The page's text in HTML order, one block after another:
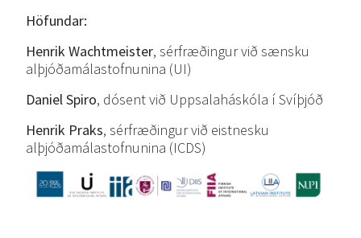
Höfundar:
Henrik Wachtmeister, sérfræðingur við sænsku
alþjóðamálastofnunina (UI)
Daniel Spiro, dósent við Uppsalaháskóla í Svíþjóð
Henrik Praks, sérfræðingur við eistnesku
alþjóðamálastofnunina (ICDS)